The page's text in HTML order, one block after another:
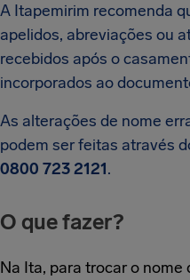
A Itapemirim recomenda
apelidos, abreviações ou
recebidos após o
incorporados ao
As alterações de nome
podem ser feitas através
0800 723 2121.
O que fazer?
Na Ita, para trocar o